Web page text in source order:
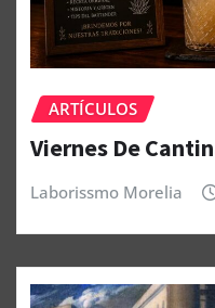
ARTÍCULOS
Viernes De
Laborissmo Morelia